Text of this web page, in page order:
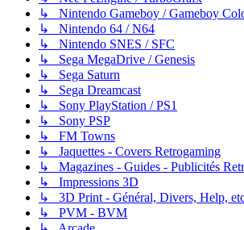
↳ Nintendo Gameboy / Gameboy
↳ Nintendo 64 / N64
↳ Nintendo SNES / SFC
↳ Sega MegaDrive / Genesis
↳ Sega Saturn
↳ Sega Dreamcast
↳ Sony PlayStation / PS1
↳ Sony PSP
↳ FM Towns
↳ Jaquettes - Covers Retrogaming
↳ Magazines - Guides - Publicités
↳ Impressions 3D
↳ 3D Print - Général, Divers, Help,
↳ PVM - BVM